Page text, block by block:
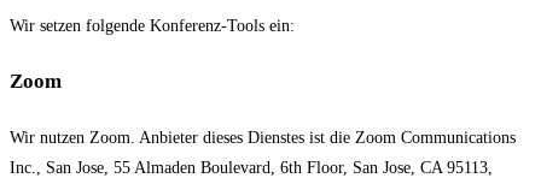
Wir setzen folgende Konferenz-Tools ein:
Zoom
Wir nutzen Zoom. Anbieter dieses Dienstes ist die Zoom Communications
Inc., San Jose, 55 Almaden Boulevard, 6th Floor, San Jose, CA 95113,